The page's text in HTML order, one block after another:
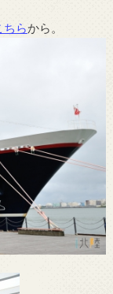
ちらから。